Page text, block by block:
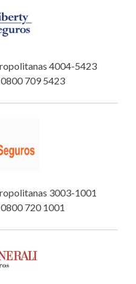
4004-5423
709 5423
3003-1001
720 1001